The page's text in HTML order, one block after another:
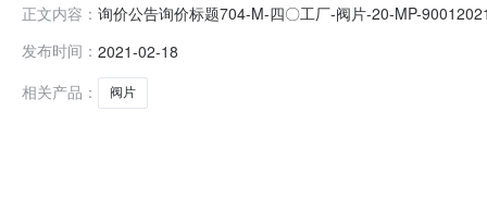
正文内容： 询价公告询价标题704-M-四〇工厂-阀片-20-MP-
查看付款方式货到付款附件备注询价产品明细如需要参
发布时间： 2021-02-18
相关产品：
阀片